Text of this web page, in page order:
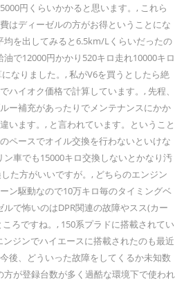
円くらいかかると思います。, これら
はディーゼルの方がお得ということにな
均を出してみると6.5km/Lくらいだったの
で12000円かかり520キロ走れ10000キロ
なりました。, 私がV6を買うとしたら絶
ハイオク価格で計算しています。, 先程、
ー補充があったりでメンテナンスにかか
います。, と言われています。ということ
ペースでオイル交換を行わないといけな
車でも15000キロ交換しないとかなり汚
た方がいいですが。, どちらのエンジン
ン駆動なので10万キロ毎のタイミングベ
で怖いのはDPR関連の故障やスス(カー
ろですね。, 150系プラドに搭載されてい
ジンでハイエースに搭載されたのも最近
後、どういった故障をしてくるか未知数
が登録台数が多く過酷な環境下で使われ